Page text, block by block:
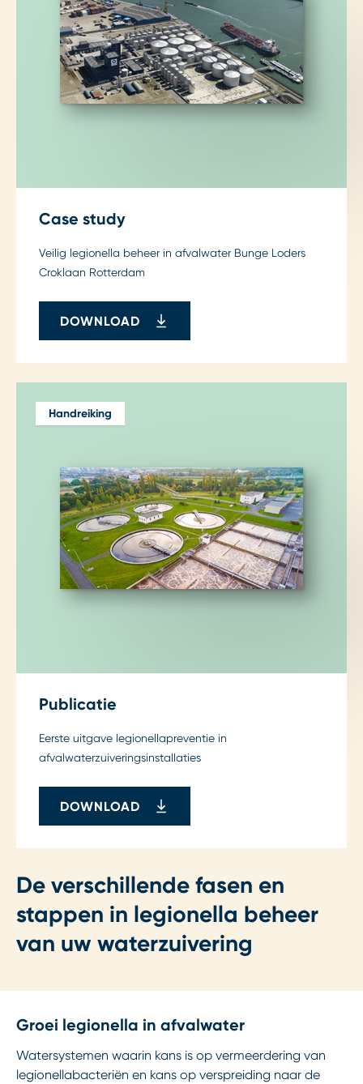
Case study
Veilig legionella beheer in afvalwater Bunge Loders
Croklaan Rotterdam
DOWNLOAD
Handreiking
Publicatie
Eerste uitgave legionellapreventie in
afvalwaterzuiveringsinstallaties
DOWNLOAD
De verschillende fasen en
stappen in legionella beheer
van uw waterzuivering
Groei legionella in afvalwater
Watersystemen waarin kans is op vermeerdering van
legionellabacteriën en kans op verspreiding naar de